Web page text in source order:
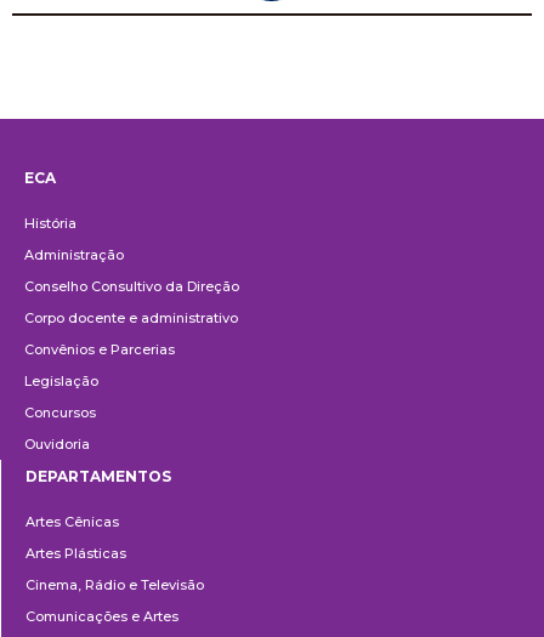
ECA
História
Administração
Conselho Consultivo da Direção
Corpo docente e administrativo
Convênios e Parcerias
Legislação
Concursos
Ouvidoria
DEPARTAMENTOS
Artes Cênicas
Artes Plásticas
Cinema, Rádio e Televisão
Comunicações e Artes